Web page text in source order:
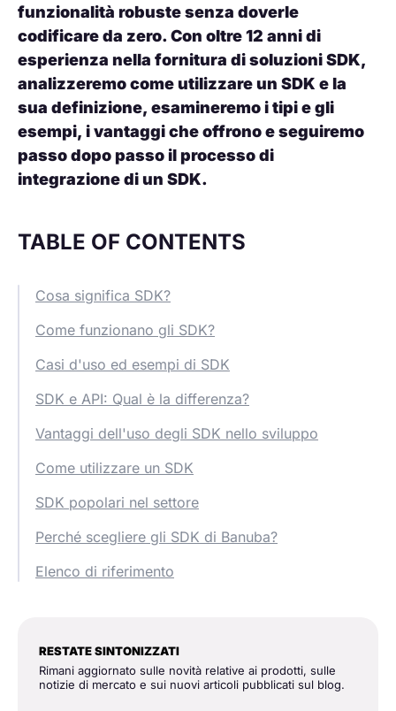
funzionalità robuste senza doverle
codificare da zero. Con oltre 12 anni di
esperienza nella fornitura di soluzioni SDK,
analizzeremo come utilizzare un SDK e la
sua definizione, esamineremo i tipi e gli
esempi, i vantaggi che offrono e seguiremo
passo dopo passo il processo di
integrazione di un SDK.
TABLE OF CONTENTS
Cosa significa SDK?
Come funzionano gli SDK?
Casi d'uso ed esempi di SDK
SDK e API: Qual è la differenza?
Vantaggi dell'uso degli SDK nello sviluppo
Come utilizzare un SDK
SDK popolari nel settore
Perché scegliere gli SDK di Banuba?
Elenco di riferimento
RESTATE SINTONIZZATI
Rimani aggiornato sulle novità relative ai prodotti, sulle
notizie di mercato e sui nuovi articoli pubblicati sul blog.